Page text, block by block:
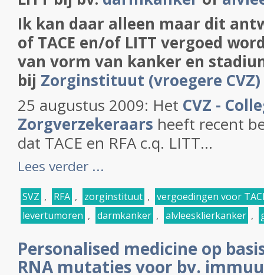
Ik kan daar alleen maar dit
of TACE en/of LITT vergoed
van vorm van kanker en
bij Zorginstituut (vroegere
25 augustus 2009: Het CVZ -
Zorgverzekeraars heeft recent
dat TACE en RFA c.q. LITT...
Lees verder ...
SVZ , RFA , zorginstituut , vergoedingen voor
levertumoren , darmkanker , alvleesklierkanker ,
Personalised medicine op
RNA mutaties voor bv.